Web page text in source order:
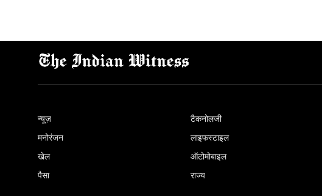
न्यूज़
मनोरंजन
खेल
पैसा
टैकनोलजी
लाइफस्टाइल
ऑटोमोबाइल
राज्य